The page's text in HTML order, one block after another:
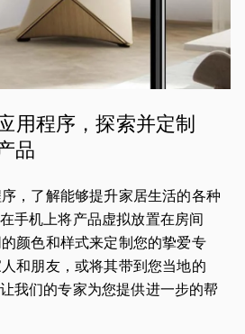
用程序，探索并定制
品
，了解能够提升家居生活的各种
手机上将产品虚拟放置在房间
颜色和样式来定制您的挚爱专
和朋友，或将其带到您当地的
我们的专家为您提供进一步的帮